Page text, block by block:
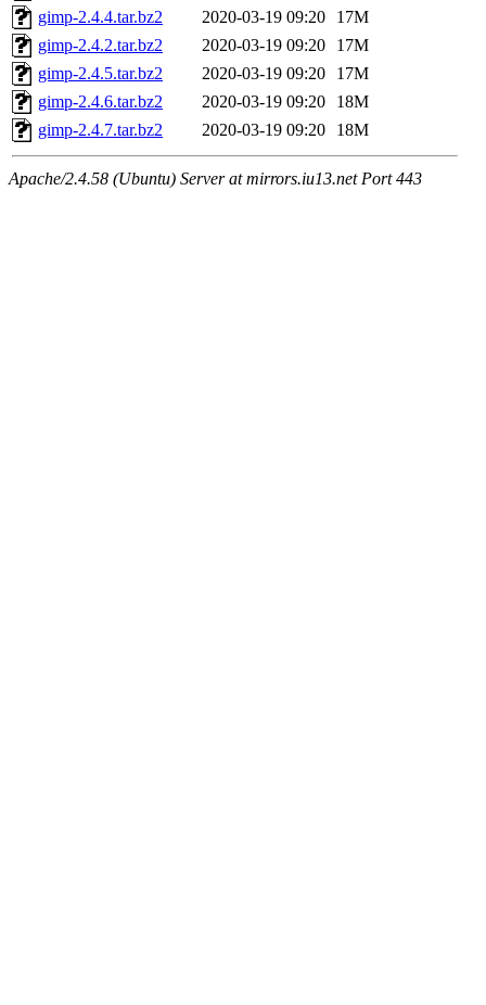
gimp-2.4.4.tar.bz2
2020-03-19 09:20
17M
gimp-2.4.2.tar.bz2
2020-03-19 09:20
17M
gimp-2.4.5.tar.bz2
2020-03-19 09:20
17M
gimp-2.4.6.tar.bz2
2020-03-19 09:20
18M
gimp-2.4.7.tar.bz2
2020-03-19 09:20 18M
Apache/2.4.58 (Ubuntu) Server at mirrors.iu13.net Port 443